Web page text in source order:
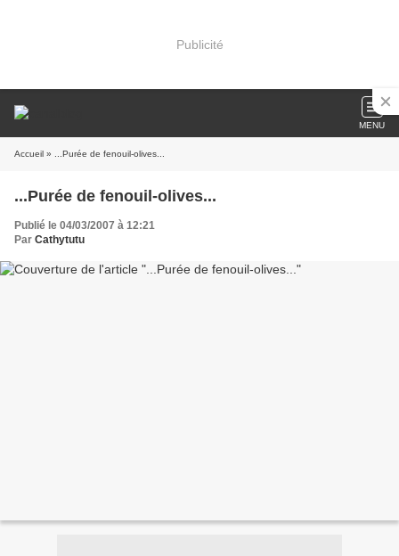
Publicité
MENU
Accueil » ...Purée de fenouil-olives...
...Purée de fenouil-olives...
Publié le 04/03/2007 à 12:21
Par Cathytutu